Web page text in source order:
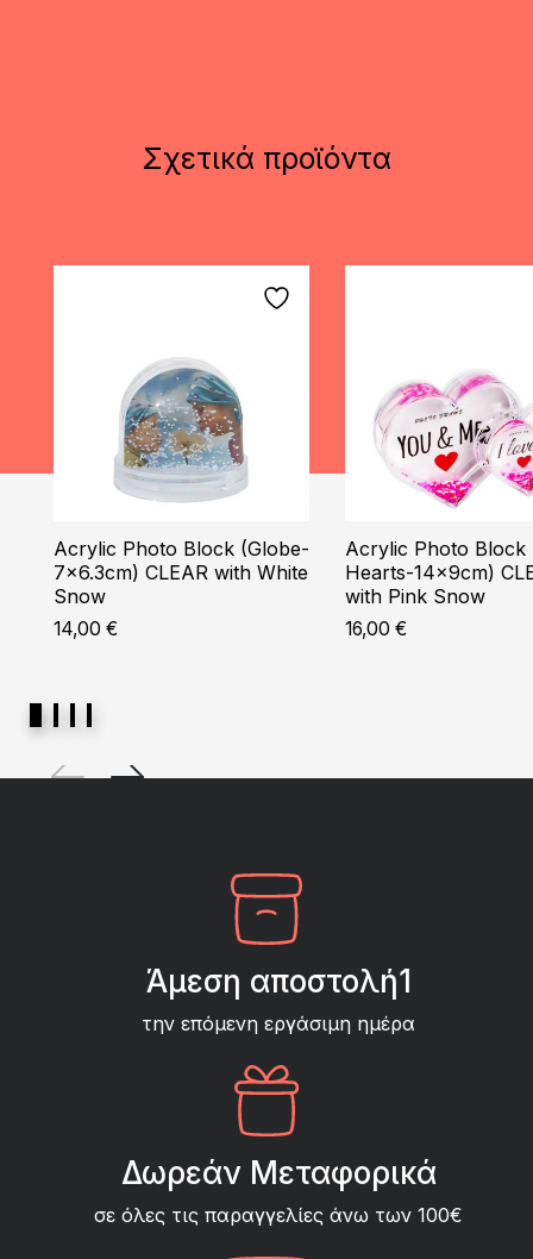
Σχετικά προϊόντα
Acrylic Photo Block (Globe-
7×6.3cm) CLEAR with White
Snow
14,00 €
Acrylic Photo Block
Hearts-14x9cm)
with Pink Snow
16,00 €
Άμεση αποστολή1
την επόμενη εργάσιμη ημέρα
Δωρεάν Μεταφορικά
σε όλες τις παραγγελίες άνω των 100€